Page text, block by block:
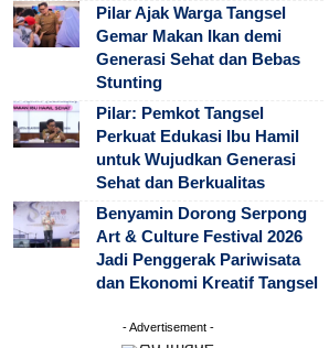
Pilar Ajak Warga Tangsel
Gemar Makan Ikan demi
Generasi Sehat dan Bebas
Stunting
Pilar: Pemkot Tangsel
Perkuat Edukasi Ibu Hamil
untuk Wujudkan Generasi
Sehat dan Berkualitas
Benyamin Dorong Serpong
Art & Culture Festival 2026
Jadi Penggerak Pariwisata
dan Ekonomi Kreatif Tangsel
- Advertisement -